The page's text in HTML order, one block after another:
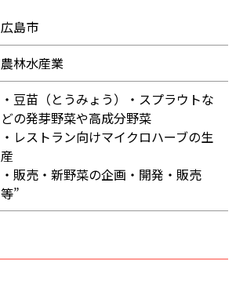
広島市
農林水産業
・豆苗（とうみょう）・スプラウトな
どの発芽野菜や高成分野菜
・レストラン向けマイクロハーブの生
産
・販売・新野菜の企画・開発・販売
等”